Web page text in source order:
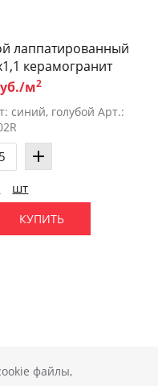
лаппатированный
керамогранит
м2
синий, голубой Арт.:
шт
КУПИТЬ
файлы,